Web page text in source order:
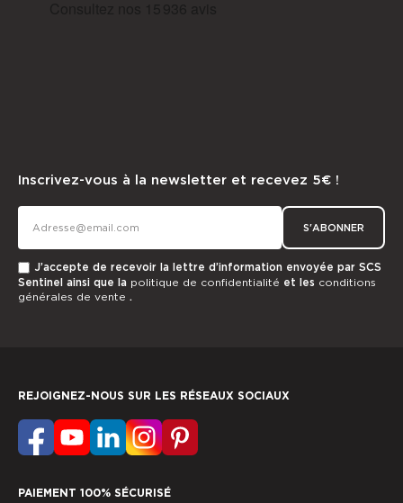
Inscrivez-vous à la newsletter et recevez 5€ !
S'ABONNER
J’accepte de recevoir la lettre d’information envoyée par SCS
Sentinel ainsi que la politique de confidentialité et les conditions
générales de vente .
REJOIGNEZ-NOUS SUR LES RÉSEAUX SOCIAUX
PAIEMENT 100% SÉCURISÉ